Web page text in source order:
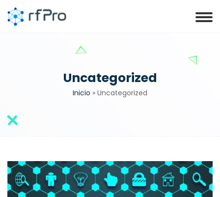
Uncategorized
Inicio » Uncategorized